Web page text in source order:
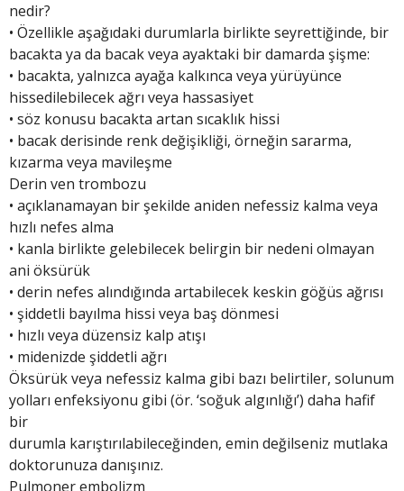
nedir?
• Özellikle aşağıdaki durumlarla birlikte seyrettiğinde, bir
bacakta ya da bacak veya ayaktaki bir damarda şişme:
• bacakta, yalnızca ayağa kalkınca veya yürüyünce
hissedilebilecek ağrı veya hassasiyet
• söz konusu bacakta artan sıcaklık hissi
• bacak derisinde renk değişikliği, örneğin sararma,
kızarma veya mavileşme
Derin ven trombozu
• açıklanamayan bir şekilde aniden nefessiz kalma veya
hızlı nefes alma
• kanla birlikte gelebilecek belirgin bir nedeni olmayan
ani öksürük
• derin nefes alındığında artabilecek keskin göğüs ağrısı
• şiddetli bayılma hissi veya baş dönmesi
• hızlı veya düzensiz kalp atışı
• midenizde şiddetli ağrı
Öksürük veya nefessiz kalma gibi bazı belirtiler, solunum
yolları enfeksiyonu gibi (ör. ‘soğuk algınlığı’) daha hafif
bir
durumla karıştırılabileceğinden, emin değilseniz mutlaka
doktorunuza danışınız.
Pulmoner embolizm